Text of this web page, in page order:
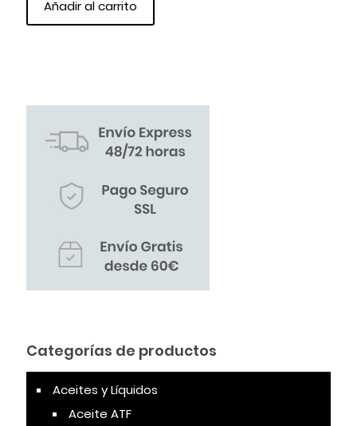
Añadir al carrito
Categorías de productos
Aceites y Líquidos
Aceite ATF